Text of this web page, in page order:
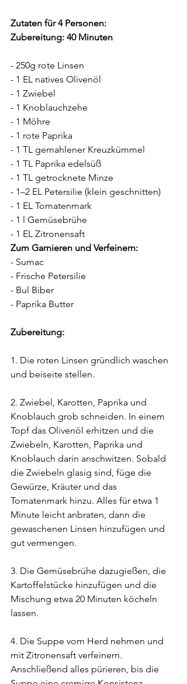
Zutaten für 4 Personen:
Zubereitung: 40 Minuten
- 250g rote Linsen
- 1 EL natives Olivenöl
- 1 Zwiebel
- 1 Knoblauchzehe
- 1 Möhre
- 1 rote Paprika
- 1 TL gemahlener Kreuzkümmel
- 1 TL Paprika edelsüß
- 1 TL getrocknete Minze
- 1–2 EL Petersilie (klein geschnitten)
- 1 EL Tomatenmark
- 1 l Gemüsebrühe
- 1 EL Zitronensaft
Zum Garnieren und Verfeinern:
- Sumac
- Frische Petersilie
- Bul Biber
- Paprika Butter
Zubereitung:
1. Die roten Linsen gründlich waschen
und beiseite stellen.
2. Zwiebel, Karotten, Paprika und
Knoblauch grob schneiden. In einem
Topf das Olivenöl erhitzen und die
Zwiebeln, Karotten, Paprika und
Knoblauch darin anschwitzen. Sobald
die Zwiebeln glasig sind, füge die
Gewürze, Kräuter und das
Tomatenmark hinzu. Alles für etwa 1
Minute leicht anbraten, dann die
gewaschenen Linsen hinzufügen und
gut vermengen.
3. Die Gemüsebrühe dazugießen, die
Kartoffelstücke hinzufügen und die
Mischung etwa 20 Minuten köcheln
lassen.
4. Die Suppe vom Herd nehmen und
mit Zitronensaft verfeinern.
Anschließend alles pürieren, bis die